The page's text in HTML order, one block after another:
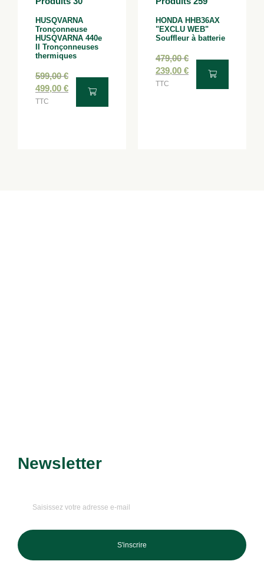
HUSQVARNA
Tronçonneuse
HUSQVARNA 440e
II Tronçonneuses
thermiques
599,00€
499,00 €
TTC
HONDA HHB36AX
"EXCLU WEB"
Souffleur à batterie
479,00€
239,00 €
TTC
Newsletter
S'inscrire